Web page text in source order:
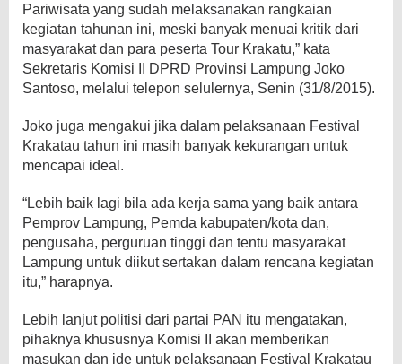
Pariwisata yang sudah melaksanakan rangkaian
kegiatan tahunan ini, meski banyak menuai kritik dari
masyarakat dan para peserta Tour Krakatu,” kata
Sekretaris Komisi II DPRD Provinsi Lampung Joko
Santoso, melalui telepon selulernya, Senin (31/8/2015).
Joko juga mengakui jika dalam pelaksanaan Festival
Krakatau tahun ini masih banyak kekurangan untuk
mencapai ideal.
“Lebih baik lagi bila ada kerja sama yang baik antara
Pemprov Lampung, Pemda kabupaten/kota dan,
pengusaha, perguruan tinggi dan tentu masyarakat
Lampung untuk diikut sertakan dalam rencana kegiatan
itu,” harapnya.
Lebih lanjut politisi dari partai PAN itu mengatakan,
pihaknya khususnya Komisi II akan memberikan
masukan dan ide untuk pelaksanaan Festival Krakatau